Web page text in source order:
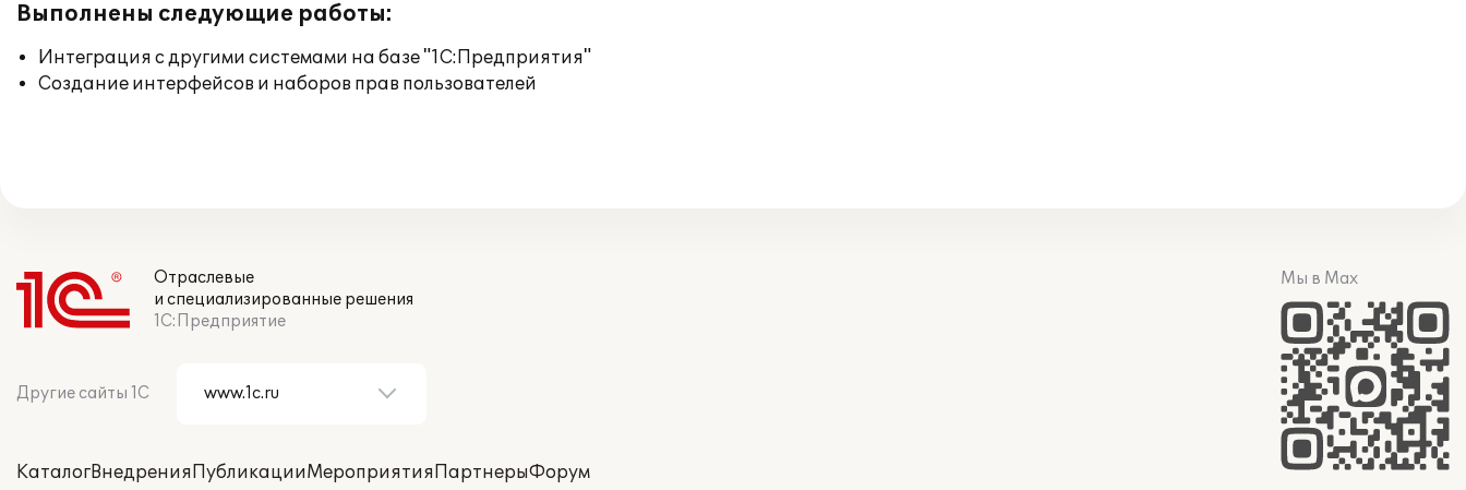
Выполнены следующие работы:
Интеграция с другими системами на базе "1С:Предприятия"
Создание интерфейсов и наборов прав пользователей
Отраслевые
и специализированные решения
1С:Предприятие
Другие сайты 1С
КаталогВнедренияПубликацииМероприятияПартнерыФорум
Мы в Max